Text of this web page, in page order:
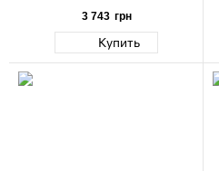
3 743 грн
Купить